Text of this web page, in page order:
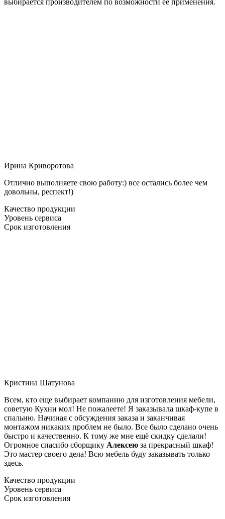
Ирина Криворотова
Отлично выполняете свою работу:) все остались более чем
довольны, респект!)
Качество продукции
Уровень сервиса
Срок изготовления
Кристина Шатунова
Всем, кто еще выбирает компанию для изготовления мебели,
советую Кухни мол! Не пожалеете! Я заказывала шкаф-купе в
спальню. Начиная с обсуждения заказа и заканчивая
монтажом никаких проблем не было. Все было сделано очень
быстро и качественно. К тому же мне ещё скидку сделали!
Огромное спасибо сборщику Алексею за прекрасный шкаф!
Это мастер своего дела! Всю мебель буду заказывать только
здесь.
Качество продукции
Уровень сервиса
Срок изготовления